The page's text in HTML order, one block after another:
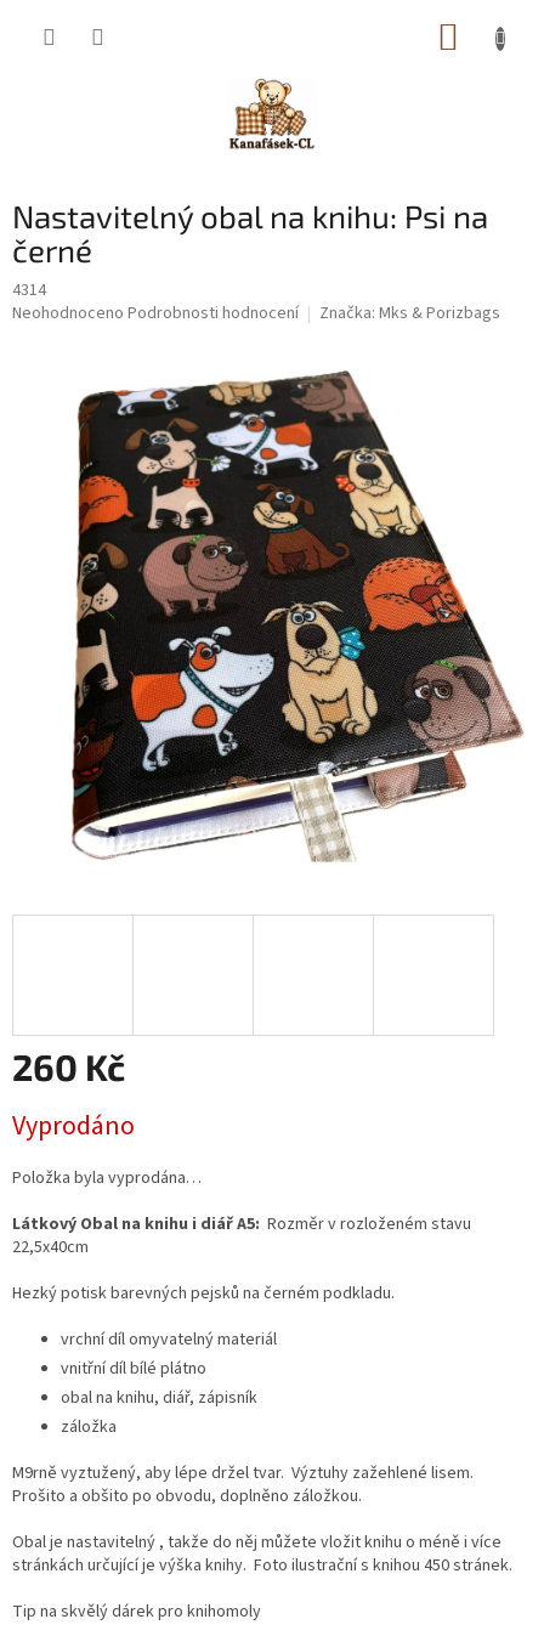
Nastavitelný obal na knihu: Psi na
černé
4314
Průměrné
hvězdiček.
Neohodnoceno Podrobnosti hodnocení Značka: Mks & Porizbags
260 Kč
cena:
Vyprodáno
Položka byla vyprodána…
Látkový Obal na knihu i diář A5: Rozměr v rozloženém stavu
22,5x40cm
Hezký potisk barevných pejsků na černém podkladu.
vrchní díl omyvatelný materiál
vnitřní díl bílé plátno
obal na knihu, diář, zápisník
záložka
M9rně vyztužený, aby lépe držel tvar. Výztuhy zažehlené lisem.
Prošito a obšito po obvodu, doplněno záložkou.
Obal je nastavitelný , takže do něj můžete vložit knihu o méně i více
stránkách určující je výška knihy. Foto ilustrační s knihou 450 stránek.
Tip na skvělý dárek pro knihomoly